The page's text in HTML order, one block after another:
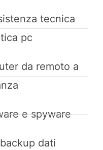
tecnica
pc
da remoto a
e spyware
dati